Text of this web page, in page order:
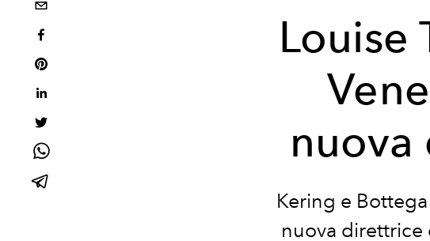
Louise
nuova
Kering e
nuova direttrice